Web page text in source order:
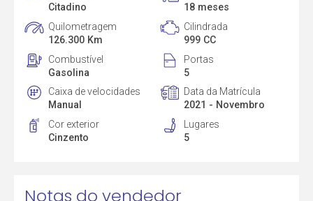
Citadino
18 meses
Quilometragem
126.300 Km
Cilindrada
999 CC
Combustível
Gasolina
Portas
5
Caixa de velocidades
Manual
Data da Matrícula
2021 - Novembro
Cor exterior
Cinzento
Lugares
5
Notas do vendedor